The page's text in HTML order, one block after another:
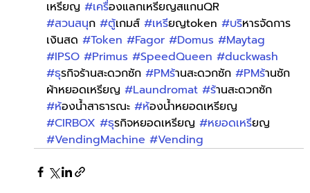
เหรียญ #เครื่องแลกเหรียญสแกนQR
#สวนสนุก #ตู้เกมส์ #เหรียญtoken #บริหารจัดการ
เงินสด #Token #Fagor #Domus #Maytag
#IPSO #Primus #SpeedQueen #duckwash
#ธุรกิจร้านสะดวกซัก #PMร้านสะดวกซัก #PMร้านซัก
ผ้าหยอดเหรียญ #Laundromat #ร้านสะดวกซัก
#ห้องน้ำสาธารณะ #ห้องน้ำหยอดเหรียญ
#CIRBOX #ธุรกิจหยอดเหรียญ #หยอดเหรียญ
#VendingMachine #Vending